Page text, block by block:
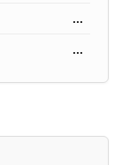
...
...